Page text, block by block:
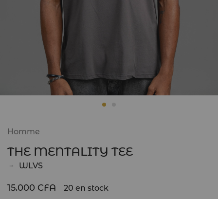
Homme
THE MENTALITY TEE
WLVS
15.000 CFA 20 en stock